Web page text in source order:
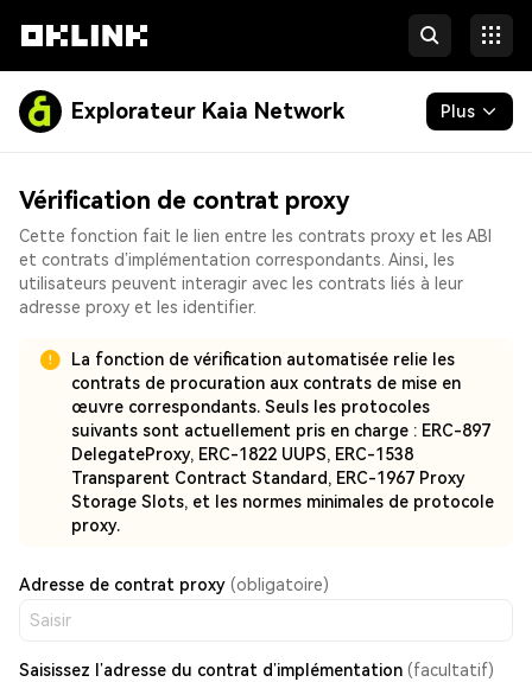
Explorateur Kaia Network Plus
Jetons et NFT
Développeurs
Plus
Vérification de contrat proxy
Cette fonction fait le lien entre les contrats proxy et les ABI
et contrats d’implémentation correspondants. Ainsi, les
utilisateurs peuvent interagir avec les contrats liés à leur
adresse proxy et les identifier.
La fonction de vérification automatisée relie les
contrats de procuration aux contrats de mise en
œuvre correspondants. Seuls les protocoles
suivants sont actuellement pris en charge : ERC-897
DelegateProxy, ERC-1822 UUPS, ERC-1538
Transparent Contract Standard, ERC-1967 Proxy
Storage Slots, et les normes minimales de protocole
proxy.
Adresse de contrat proxy (obligatoire)
Saisissez l’adresse du contrat d’implémentation (facultatif)